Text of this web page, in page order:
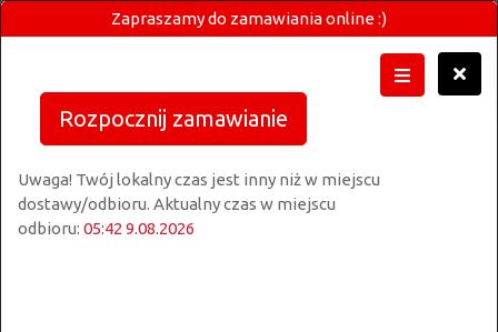
Zapraszamy do zamawiania online :)
Rozpocznij zamawianie
Uwaga! Twój lokalny czas jest inny niż w miejscu
dostawy/odbioru. Aktualny czas w miejscu
odbioru: 05:42 9.08.2026